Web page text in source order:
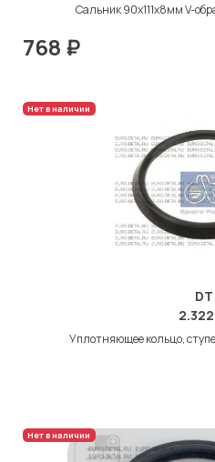
Сальник 90x111x8мм V-
768 ₽
Нет в наличии
DT
Уплотняющее кольцо,
Нет в наличии